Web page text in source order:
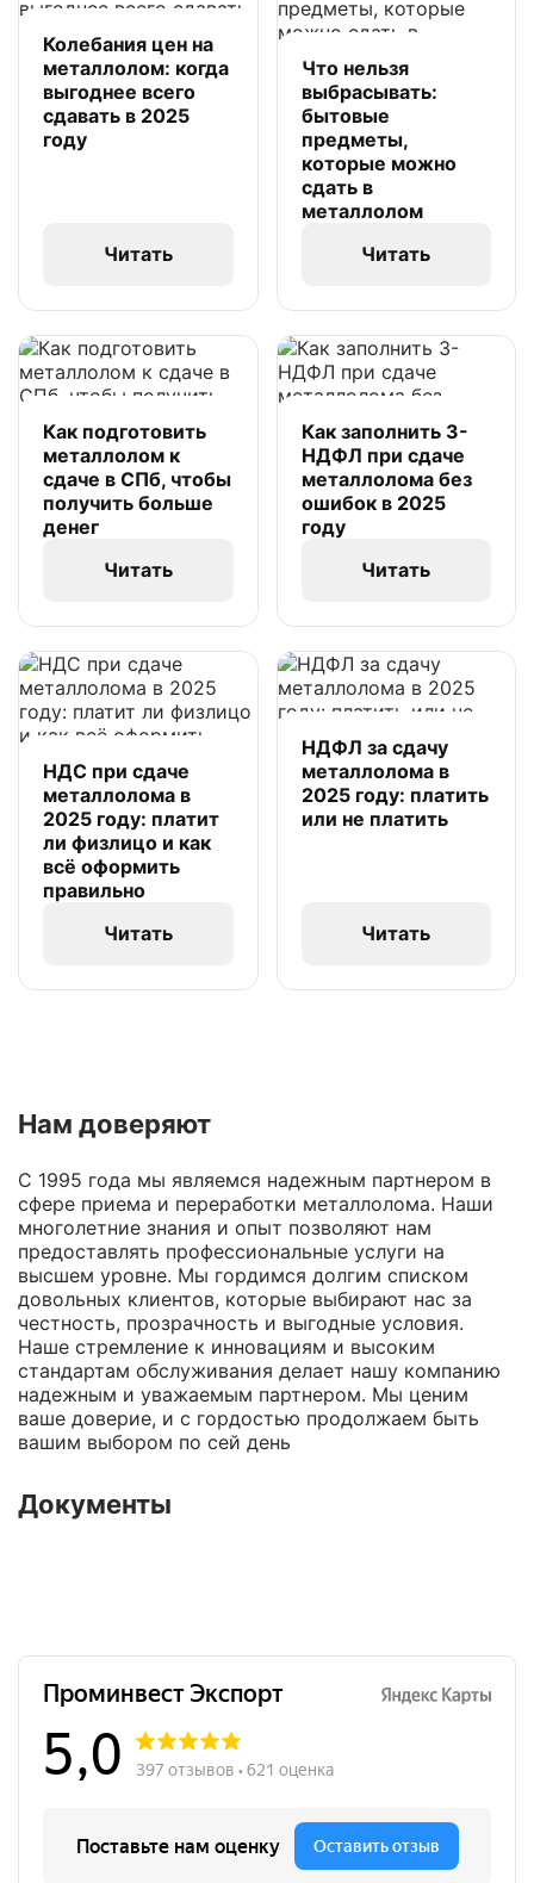
Колебания цен на
металлолом: когда
выгоднее всего
сдавать в 2025
году
Читать
Что нельзя
выбрасывать:
бытовые
предметы,
которые можно
сдать в
металлолом
Читать
Как подготовить
металлолом к
сдаче в СПб, чтобы
получить больше
денег
Читать
Как заполнить 3-
НДФЛ при сдаче
металлолома без
ошибок в 2025
году
Читать
НДС при сдаче
металлолома в
2025 году: платит
ли физлицо и как
всё оформить
правильно
Читать
НДФЛ за сдачу
металлолома в
2025 году: платить
или не платить
Читать
Нам доверяют
С 1995 года мы являемся надежным партнером в
сфере приема и переработки металлолома. Наши
многолетние знания и опыт позволяют нам
предоставлять профессиональные услуги на
высшем уровне. Мы гордимся долгим списком
довольных клиентов, которые выбирают нас за
честность, прозрачность и выгодные условия.
Наше стремление к инновациям и высоким
стандартам обслуживания делает нашу компанию
надежным и уважаемым партнером. Мы ценим
ваше доверие, и с гордостью продолжаем быть
вашим выбором по сей день
Документы